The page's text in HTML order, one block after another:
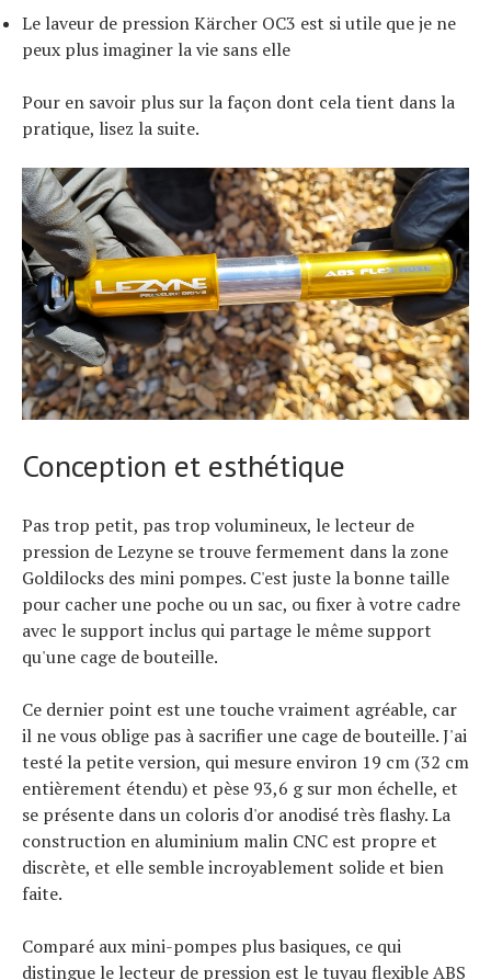
Le laveur de pression Kärcher OC3 est si utile que je ne
peux plus imaginer la vie sans elle
Pour en savoir plus sur la façon dont cela tient dans la
pratique, lisez la suite.
Conception et esthétique
Pas trop petit, pas trop volumineux, le lecteur de
pression de Lezyne se trouve fermement dans la zone
Goldilocks des mini pompes. C'est juste la bonne taille
pour cacher une poche ou un sac, ou fixer à votre cadre
avec le support inclus qui partage le même support
qu'une cage de bouteille.
Ce dernier point est une touche vraiment agréable, car
il ne vous oblige pas à sacrifier une cage de bouteille. J'ai
testé la petite version, qui mesure environ 19 cm (32 cm
entièrement étendu) et pèse 93,6 g sur mon échelle, et
se présente dans un coloris d'or anodisé très flashy. La
construction en aluminium malin CNC est propre et
discrète, et elle semble incroyablement solide et bien
faite.
Comparé aux mini-pompes plus basiques, ce qui
distingue le lecteur de pression est le tuyau flexible ABS
Actualités
Technologies
Conseils
Tous nos articles